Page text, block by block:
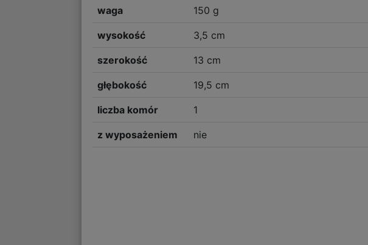
waga 150 g
wysokość 3,5 cm
szerokość 13 cm
głębokość 19,5 cm
liczba komór 1
z wyposażeniem nie